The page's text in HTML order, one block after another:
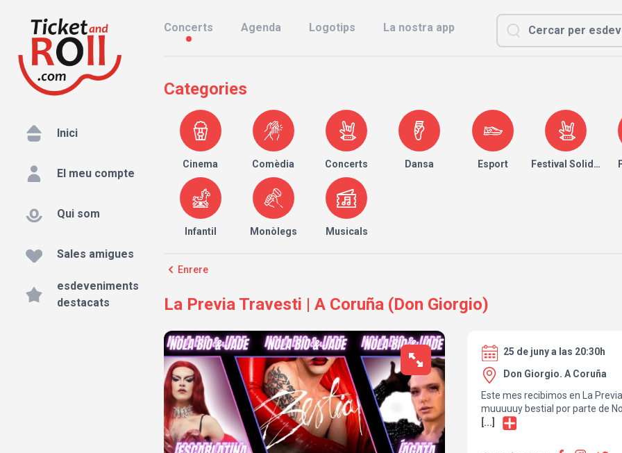
Inici
El meu compte
Qui som
Sales amigues
esdeveniments
destacats
Concerts Agenda Logotips La nostra app
Categories
Cinema Comèdia Concerts Dansa Esport Festival Solidari
Infantil Monòlegs Musicals
Enrere
La Previa Travesti | A Coruña (Don Giorgio)
25 de juny a las 20:30h
Don Giorgio. A Coruña
Este mes recibimos en La
muuuuuy bestial por parte de
drags que vienen a
Una noche, una historia, una
[...]